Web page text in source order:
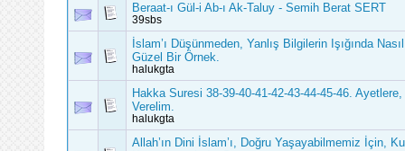
Beraat-ı Gül-i Ab-ı Ak-Taluy - Semih Berat SERT
39sbs
İslam’ı Düşünmeden, Yanlış Bilgilerin Işığında
Güzel Bir Örnek.
halukgta
Hakka Suresi 38-39-40-41-42-43-44-45-46.
Verelim.
halukgta
Allah’ın Dini İslam’ı, Doğru Yaşayabilmemiz İçin,